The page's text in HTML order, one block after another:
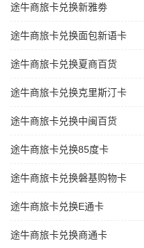
途牛商旅卡兑换新雅劵
途牛商旅卡兑换面包新语卡
途牛商旅卡兑换夏商百货
途牛商旅卡兑换克里斯汀卡
途牛商旅卡兑换中闽百货
途牛商旅卡兑换85度卡
途牛商旅卡兑换磐基购物卡
途牛商旅卡兑换E通卡
途牛商旅卡兑换商通卡